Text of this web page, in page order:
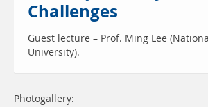
Challenges
Guest lecture – Prof. Ming Lee
University).
Photogallery: